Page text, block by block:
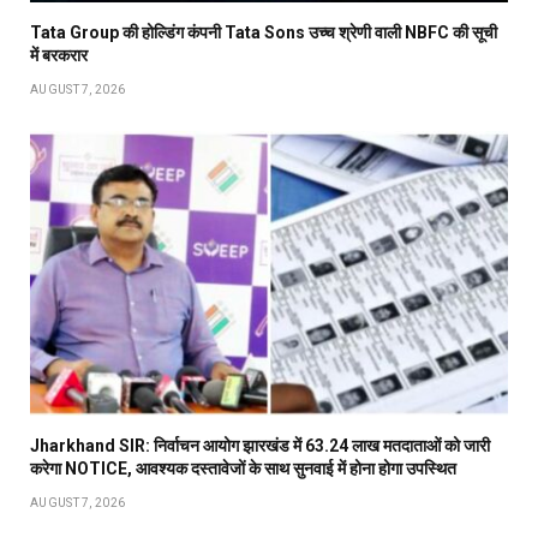
Tata Group की होल्डिंग कंपनी Tata Sons उच्च श्रेणी वाली NBFC की सूची
में बरकरार
AUGUST 7, 2026
Jharkhand SIR: निर्वाचन आयोग झारखंड में 63.24 लाख मतदाताओं को जारी
करेगा NOTICE, आवश्यक दस्तावेजों के साथ सुनवाई में होना होगा उपस्थित
AUGUST 7, 2026